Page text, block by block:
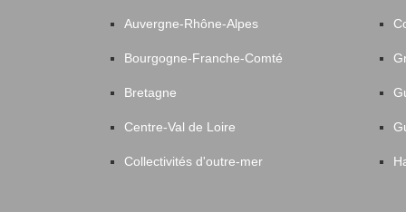
Auvergne-Rhône-Alpes
Bourgogne-Franche-Comté
Bretagne
Centre-Val de Loire
Collectivités d'outre-mer